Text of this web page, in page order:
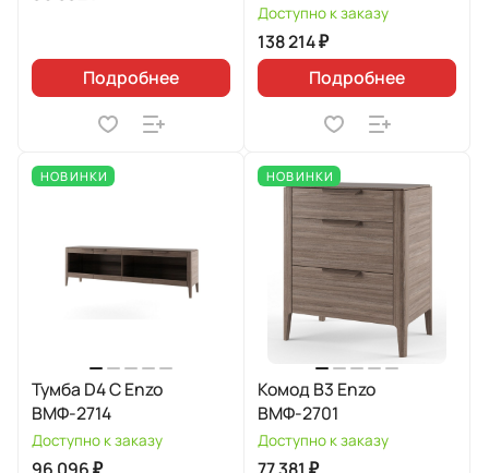
Подробнее
Доступно к заказу
138 214 ₽
Подробнее
НОВИНКИ
Тумба D4 C Enzo
ВМФ-2714
Доступно к заказу
НОВИНКИ
Комод В3 Enzo
ВМФ-2701
Доступно к заказу